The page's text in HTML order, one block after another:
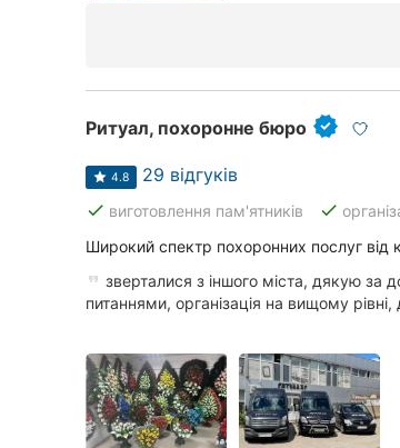
Ритуал, похоронне бюро
4.8 29 відгуків
done виготовлення пам'ятників done
Широкий спектр похоронних послуг від
зверталися з іншого міста, дякую за
питаннями, організація на вищому